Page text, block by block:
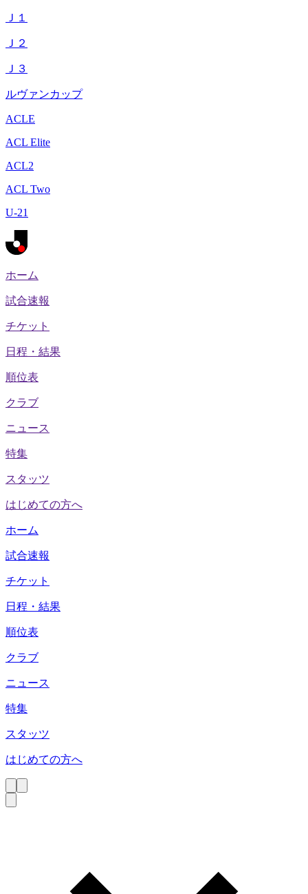
Ｊ１
Ｊ２
Ｊ３
ルヴァンカップ
ACLE
ACL Elite
ACL2
ACL Two
U-21
ホーム
試合速報
チケット
日程・結果
順位表
クラブ
ニュース
特集
スタッツ
はじめての方へ
ホーム
試合速報
チケット
日程・結果
順位表
クラブ
ニュース
特集
スタッツ
はじめての方へ